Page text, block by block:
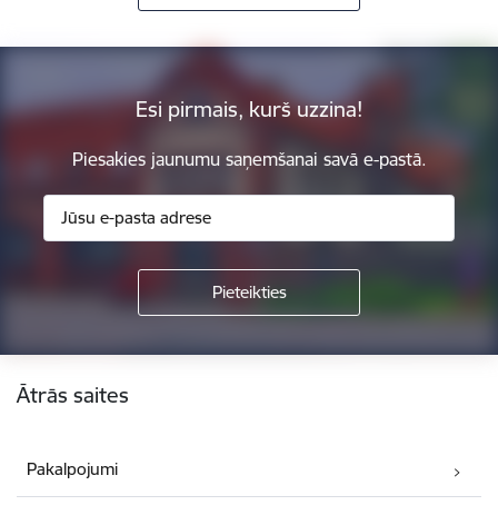
Esi pirmais, kurš uzzina!
Piesakies jaunumu saņemšanai savā e-pastā.
Ātrās saites
Pakalpojumi